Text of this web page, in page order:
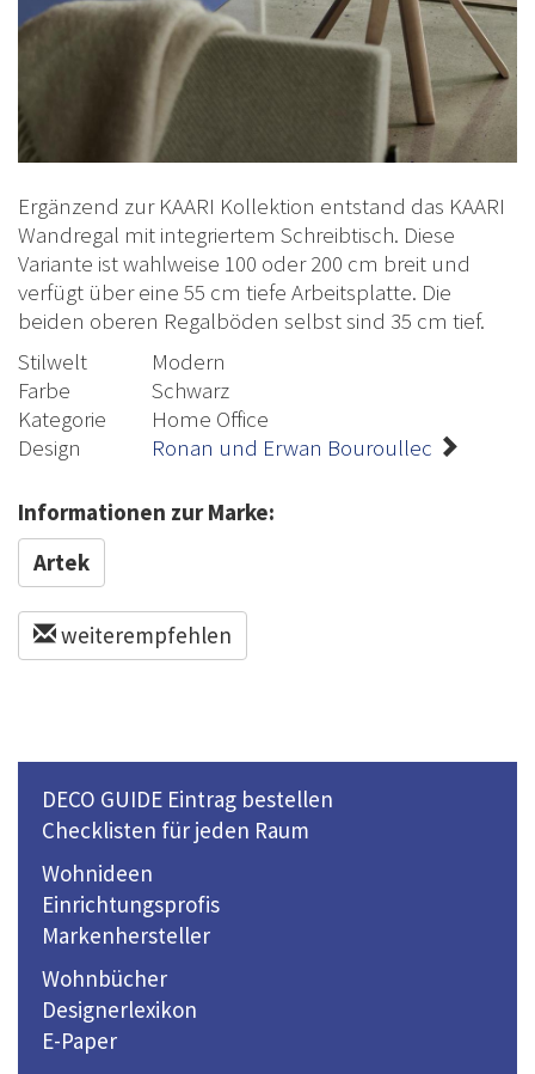
Ergänzend zur KAARI Kollektion entstand das KAARI
Wandregal mit integriertem Schreibtisch. Diese
Variante ist wahlweise 100 oder 200 cm breit und
verfügt über eine 55 cm tiefe Arbeitsplatte. Die
beiden oberen Regalböden selbst sind 35 cm tief.
Stilwelt
Farbe
Kategorie
Design
Modern
Schwarz
Home Office
Ronan und Erwan Bouroullec
Informationen zur Marke:
Artek
weiterempfehlen
DECO GUIDE Eintrag bestellen
Checklisten für jeden Raum
Wohnideen
Einrichtungsprofis
Markenhersteller
Wohnbücher
Designerlexikon
E-Paper